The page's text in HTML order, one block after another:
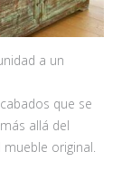
a un
que se
allá del
original.